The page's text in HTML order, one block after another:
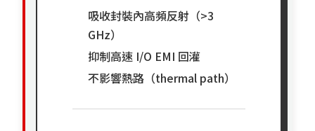
吸收封裝內高頻反射（>3
GHz）
抑制高速 I/O EMI 回灌
不影響熱路（thermal path）